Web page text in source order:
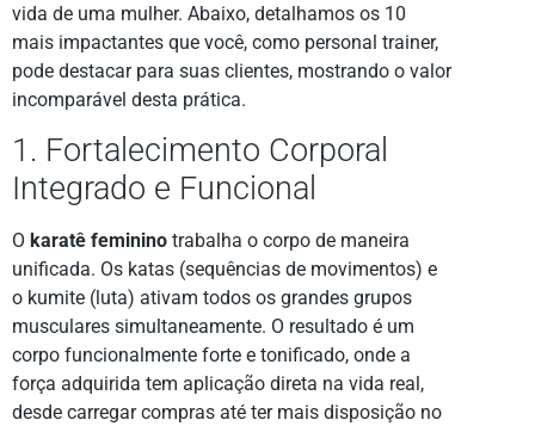
vida de uma mulher. Abaixo, detalhamos os 10
mais impactantes que você, como personal trainer,
pode destacar para suas clientes, mostrando o valor
incomparável desta prática.
1. Fortalecimento Corporal
Integrado e Funcional
O karatê feminino trabalha o corpo de maneira
unificada. Os katas (sequências de movimentos) e
o kumite (luta) ativam todos os grandes grupos
musculares simultaneamente. O resultado é um
corpo funcionalmente forte e tonificado, onde a
força adquirida tem aplicação direta na vida real,
desde carregar compras até ter mais disposição no